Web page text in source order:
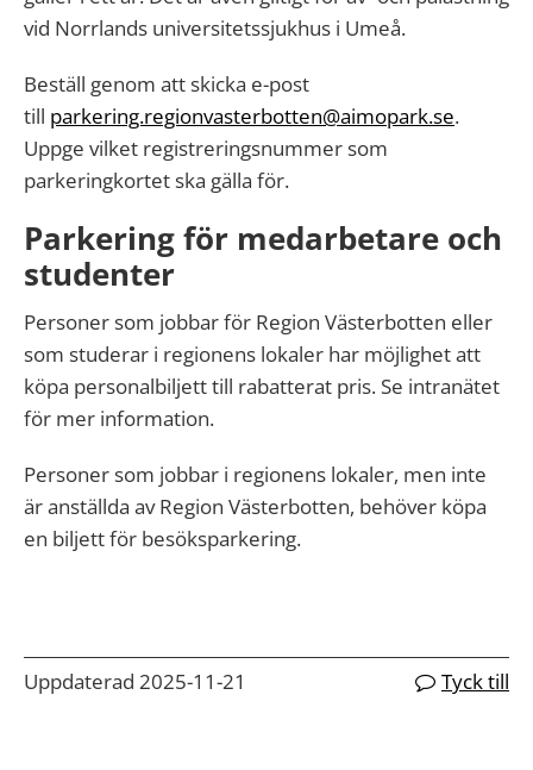
vid Norrlands universitetssjukhus i Umeå.
Beställ genom att skicka e-post
till parkering.regionvasterbotten@aimopark.se.
Uppge vilket registreringsnummer som
parkeringkortet ska gälla för.
Parkering för medarbetare och
studenter
Personer som jobbar för Region Västerbotten eller
som studerar i regionens lokaler har möjlighet att
köpa personalbiljett till rabatterat pris. Se intranätet
för mer information.
Personer som jobbar i regionens lokaler, men inte
är anställda av Region Västerbotten, behöver köpa
en biljett för besöksparkering.
Uppdaterad 2025-11-21 Tyck till